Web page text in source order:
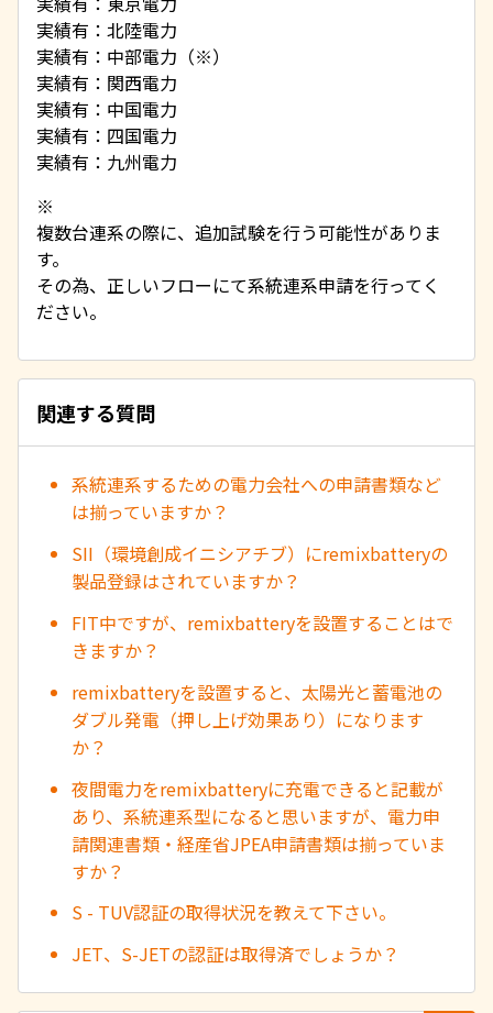
実績有：北陸電力
実績有：中部電力（※）
実績有：関西電力
実績有：中国電力
実績有：四国電力
実績有：九州電力
※
複数台連系の際に、追加試験を行う可能性がありま
す。
その為、正しいフローにて系統連系申請を行ってく
ださい。
関連する質問
系統連系するための電力会社への申請書類など
は揃っていますか？
SII（環境創成イニシアチブ）にremixbatteryの
製品登録はされていますか？
FIT中ですが、remixbatteryを設置することはで
きますか？
remixbatteryを設置すると、太陽光と蓄電池の
ダブル発電（押し上げ効果あり）になります
か？
夜間電力をremixbatteryに充電できると記載が
あり、系統連系型になると思いますが、電力申
請関連書類・経産省JPEA申請書類は揃っていま
すか？
S - TUV認証の取得状況を教えて下さい。
JET、S-JETの認証は取得済でしょうか？